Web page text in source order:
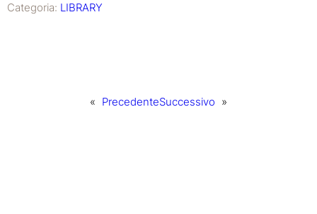
Categoria: LIBRARY
« PrecedenteSuccessivo »